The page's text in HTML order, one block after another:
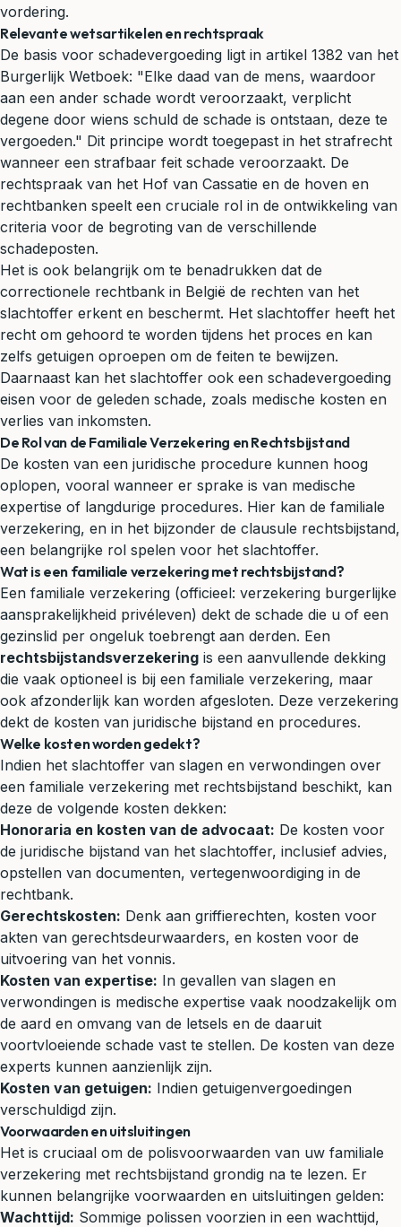
vordering.
Relevante wetsartikelen en rechtspraak
De basis voor schadevergoeding ligt in artikel 1382 van het
Burgerlijk Wetboek: "Elke daad van de mens, waardoor
aan een ander schade wordt veroorzaakt, verplicht
degene door wiens schuld de schade is ontstaan, deze te
vergoeden." Dit principe wordt toegepast in het strafrecht
wanneer een strafbaar feit schade veroorzaakt. De
rechtspraak van het Hof van Cassatie en de hoven en
rechtbanken speelt een cruciale rol in de ontwikkeling van
criteria voor de begroting van de verschillende
schadeposten.
Het is ook belangrijk om te benadrukken dat de
correctionele rechtbank in België de rechten van het
slachtoffer erkent en beschermt. Het slachtoffer heeft het
recht om gehoord te worden tijdens het proces en kan
zelfs getuigen oproepen om de feiten te bewijzen.
Daarnaast kan het slachtoffer ook een schadevergoeding
eisen voor de geleden schade, zoals medische kosten en
verlies van inkomsten.
De Rol van de Familiale Verzekering en Rechtsbijstand
De kosten van een juridische procedure kunnen hoog
oplopen, vooral wanneer er sprake is van medische
expertise of langdurige procedures. Hier kan de familiale
verzekering, en in het bijzonder de clausule rechtsbijstand,
een belangrijke rol spelen voor het slachtoffer.
Wat is een familiale verzekering met rechtsbijstand?
Een familiale verzekering (officieel: verzekering burgerlijke
aansprakelijkheid privéleven) dekt de schade die u of een
gezinslid per ongeluk toebrengt aan derden. Een
rechtsbijstandsverzekering is een aanvullende dekking
die vaak optioneel is bij een familiale verzekering, maar
ook afzonderlijk kan worden afgesloten. Deze verzekering
dekt de kosten van juridische bijstand en procedures.
Welke kosten worden gedekt?
Indien het slachtoffer van slagen en verwondingen over
een familiale verzekering met rechtsbijstand beschikt, kan
deze de volgende kosten dekken:
Honoraria en kosten van de advocaat: De kosten voor
de juridische bijstand van het slachtoffer, inclusief advies,
opstellen van documenten, vertegenwoordiging in de
rechtbank.
Gerechtskosten: Denk aan griffierechten, kosten voor
akten van gerechtsdeurwaarders, en kosten voor de
uitvoering van het vonnis.
Kosten van expertise: In gevallen van slagen en
verwondingen is medische expertise vaak noodzakelijk om
de aard en omvang van de letsels en de daaruit
voortvloeiende schade vast te stellen. De kosten van deze
experts kunnen aanzienlijk zijn.
Kosten van getuigen: Indien getuigenvergoedingen
verschuldigd zijn.
Voorwaarden en uitsluitingen
Het is cruciaal om de polisvoorwaarden van uw familiale
verzekering met rechtsbijstand grondig na te lezen. Er
kunnen belangrijke voorwaarden en uitsluitingen gelden:
Wachttijd: Sommige polissen voorzien in een wachttijd,